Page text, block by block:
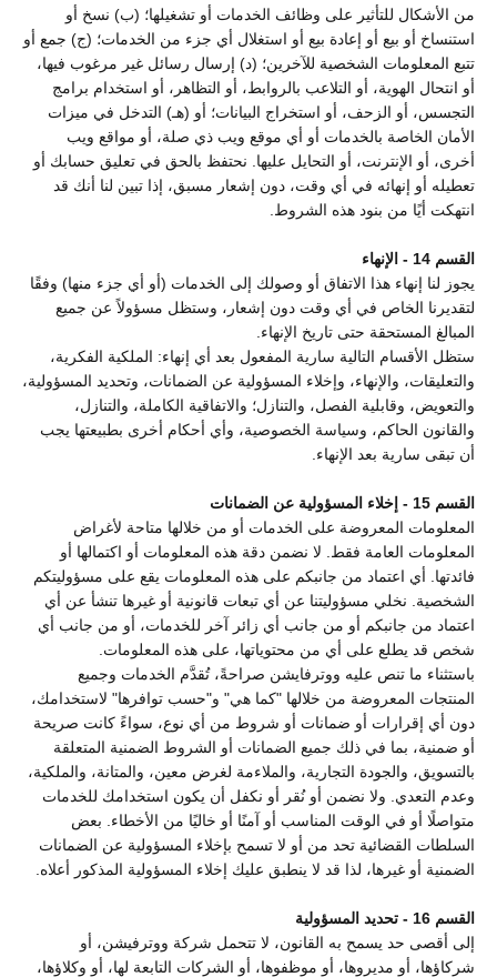
من الأشكال للتأثير على وظائف الخدمات أو تشغيلها؛ (ب) نسخ أو
استنساخ أو بيع أو إعادة بيع أو استغلال أي جزء من الخدمات؛ (ج) جمع أو
تتبع المعلومات الشخصية للآخرين؛ (د) إرسال رسائل غير مرغوب فيها،
أو انتحال الهوية، أو التلاعب بالروابط، أو التظاهر، أو استخدام برامج
التجسس، أو الزحف، أو استخراج البيانات؛ أو (هـ) التدخل في ميزات
الأمان الخاصة بالخدمات أو أي موقع ويب ذي صلة، أو مواقع ويب
أخرى، أو الإنترنت، أو التحايل عليها. نحتفظ بالحق في تعليق حسابك أو
تعطيله أو إنهائه في أي وقت، دون إشعار مسبق، إذا تبين لنا أنك قد
انتهكت أيًا من بنود هذه الشروط.
القسم 14 - الإنهاء
يجوز لنا إنهاء هذا الاتفاق أو وصولك إلى الخدمات (أو أي جزء منها) وفقًا
لتقديرنا الخاص في أي وقت دون إشعار، وستظل مسؤولاً عن جميع
المبالغ المستحقة حتى تاريخ الإنهاء.
ستظل الأقسام التالية سارية المفعول بعد أي إنهاء: الملكية الفكرية،
والتعليقات، والإنهاء، وإخلاء المسؤولية عن الضمانات، وتحديد المسؤولية،
والتعويض، وقابلية الفصل، والتنازل؛ والاتفاقية الكاملة، والتنازل،
والقانون الحاكم، وسياسة الخصوصية، وأي أحكام أخرى بطبيعتها يجب
أن تبقى سارية بعد الإنهاء.
القسم 15 - إخلاء المسؤولية عن الضمانات
المعلومات المعروضة على الخدمات أو من خلالها متاحة لأغراض
المعلومات العامة فقط. لا نضمن دقة هذه المعلومات أو اكتمالها أو
فائدتها. أي اعتماد من جانبكم على هذه المعلومات يقع على مسؤوليتكم
الشخصية. نخلي مسؤوليتنا عن أي تبعات قانونية أو غيرها تنشأ عن أي
اعتماد من جانبكم أو من جانب أي زائر آخر للخدمات، أو من جانب أي
شخص قد يطلع على أي من محتوياتها، على هذه المعلومات.
باستثناء ما تنص عليه ووترفايشن صراحةً، تُقدَّم الخدمات وجميع
المنتجات المعروضة من خلالها "كما هي" و"حسب توافرها" لاستخدامك،
دون أي إقرارات أو ضمانات أو شروط من أي نوع، سواءً كانت صريحة
أو ضمنية، بما في ذلك جميع الضمانات أو الشروط الضمنية المتعلقة
بالتسويق، والجودة التجارية، والملاءمة لغرض معين، والمتانة، والملكية،
وعدم التعدي. ولا نضمن أو نُقر أو نكفل أن يكون استخدامك للخدمات
متواصلًا أو في الوقت المناسب أو آمنًا أو خاليًا من الأخطاء. بعض
السلطات القضائية تحد من أو لا تسمح بإخلاء المسؤولية عن الضمانات
الضمنية أو غيرها، لذا قد لا ينطبق عليك إخلاء المسؤولية المذكور أعلاه.
القسم 16 - تحديد المسؤولية
إلى أقصى حد يسمح به القانون، لا تتحمل شركة ووترفيشن، أو
شركاؤها، أو مديروها، أو موظفوها، أو الشركات التابعة لها، أو وكلاؤها،